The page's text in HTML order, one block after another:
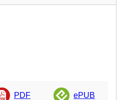
PDF ePUB